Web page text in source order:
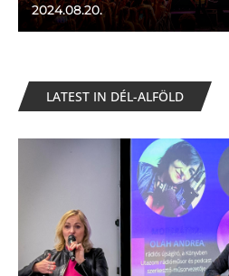
2024.08.20.
LATEST IN DÉL-ALFÖLD